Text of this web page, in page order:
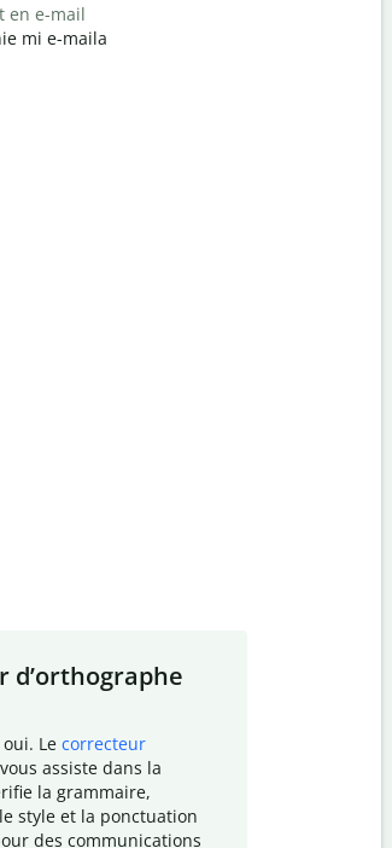
en e-mail
mi e-maila
d’orthographe
Le correcteur
vous assiste dans la
la grammaire,
style et la ponctuation
des communications